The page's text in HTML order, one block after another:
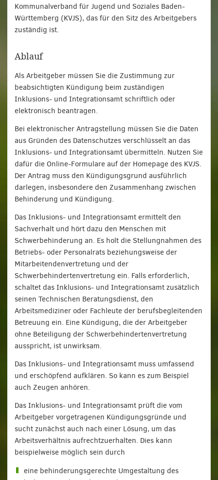
Kommunalverband für Jugend und Soziales Baden-
Württemberg (KVJS), das für den Sitz des Arbeitgebers
zuständig ist.
Ablauf
Als Arbeitgeber müssen Sie die Zustimmung zur
beabsichtigten Kündigung beim zuständigen
Inklusions- und Integrationsamt schriftlich oder
elektronisch beantragen.
Bei elektronischer Antragstellung müssen Sie die Daten
aus Gründen des Datenschutzes verschlüsselt an das
Inklusions- und Integrationsamt übermitteln. Nutzen Sie
dafür die Online-Formulare auf der Homepage des KVJS.
Der Antrag muss den Kündigungsgrund ausführlich
darlegen, insbesondere den Zusammenhang zwischen
Behinderung und Kündigung.
Das Inklusions- und Integrationsamt ermittelt den
Sachverhalt und hört dazu den Menschen mit
Schwerbehinderung an. Es holt die Stellungnahmen des
Betriebs- oder Personalrats beziehungsweise der
Mitarbeitendenvertretung und der
Schwerbehindertenvertretung ein. Falls erforderlich,
schaltet das Inklusions- und Integrationsamt zusätzlich
seinen Technischen Beratungsdienst, den
Arbeitsmediziner oder Fachleute der berufsbegleitenden
Betreuung ein. Eine Kündigung, die der Arbeitgeber
ohne Beteiligung der Schwerbehindertenvertretung
ausspricht, ist unwirksam.
Das Inklusions- und Integrationsamt muss umfassend
und erschöpfend aufklären. So kann es zum Beispiel
auch Zeugen anhören.
Das Inklusions- und Integrationsamt prüft die vom
Arbeitgeber vorgetragenen Kündigungsgründe und
sucht zunächst auch nach einer Lösung, um das
Arbeitsverhältnis aufrechtzuerhalten. Dies kann
beispielweise möglich sein durch
eine behinderungsgerechte Umgestaltung des